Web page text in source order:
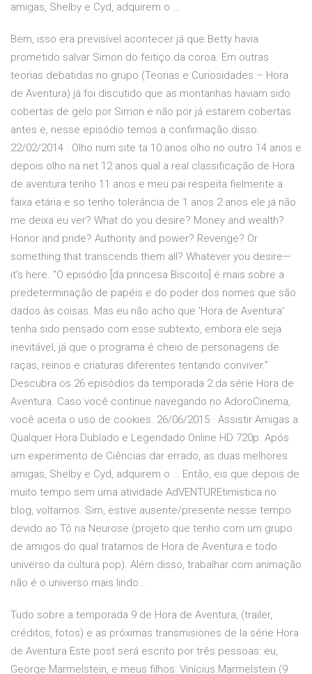
amigas, Shelby e Cyd, adquirem o …
Bem, isso era previsível acontecer já que Betty havia
prometido salvar Simon do feitiço da coroa. Em outras
teorias debatidas no grupo (Teorias e Curiosidades – Hora
de Aventura) já foi discutido que as montanhas haviam sido
cobertas de gelo por Simon e não por já estarem cobertas
antes e, nesse episódio temos a confirmação disso.
22/02/2014 · Olho num site ta 10 anos olho no outro 14 anos e
depois olho na net 12 anos qual a real classificação de Hora
de aventura tenho 11 anos e meu pai respeita fielmente a
faixa etária e so tenho tolerância de 1 anos 2 anos ele já não
me deixa eu ver? What do you desire? Money and wealth?
Honor and pride? Authority and power? Revenge? Or
something that transcends them all? Whatever you desire—
it's here. "O episódio [da princesa Biscoito] é mais sobre a
predeterminação de papéis e do poder dos nomes que são
dados às coisas. Mas eu não acho que 'Hora de Aventura'
tenha sido pensado com esse subtexto, embora ele seja
inevitável, já que o programa é cheio de personagens de
raças, reinos e criaturas diferentes tentando conviver."
Descubra os 26 episódios da temporada 2 da série Hora de
Aventura. Caso você continue navegando no AdoroCinema,
você aceita o uso de cookies. 26/06/2015 · Assistir Amigas a
Qualquer Hora Dublado e Legendado Online HD 720p. Após
um experimento de Ciências dar errado, as duas melhores
amigas, Shelby e Cyd, adquirem o … Então, eis que depois de
muito tempo sem uma atividade AdVENTUREtimistica no
blog, voltamos. Sim, estive ausente/presente nesse tempo
devido ao Tô na Neurose (projeto que tenho com um grupo
de amigos do qual tratamos de Hora de Aventura e todo
universo da cultura pop). Além disso, trabalhar com animação
não é o universo mais lindo…
Tudo sobre a temporada 9 de Hora de Aventura, (trailer,
créditos, fotos) e as próximas transmisiones de la série Hora
de Aventura Este post será escrito por três pessoas: eu,
George Marmelstein, e meus filhos: Vinícius Marmelstein (9